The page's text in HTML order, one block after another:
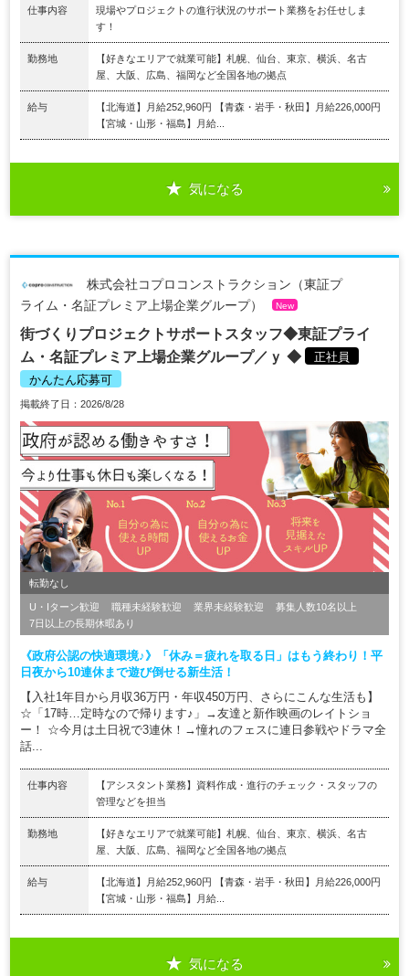
仕事内容
現場やプロジェクトの進行状況のサポート業務をお任せしま
す！
勤務地
【好きなエリアで就業可能】札幌、仙台、東京、横浜、名古
屋、大阪、広島、福岡など全国各地の拠点
給与
【北海道】月給252,960円 【青森・岩手・秋田】月給226,000円
【宮城・山形・福島】月給...
気になる
株式会社コプロコンストラクション（東証プ
ライム・名証プレミア上場企業グループ）
New
街づくりプロジェクトサポートスタッフ◆東証プライ
ム・名証プレミア上場企業グループ／ｙ ◆
正社員
かんたん応募可
掲載終了日：2026/8/28
転勤なし
U・Iターン歓迎 職種未経験歓迎 業界未経験歓迎
募集人数10名以上
7日以上の長期休暇あり
《政府公認の快適環境♪》「休み＝疲れを取る日」はもう終わり！平
日夜から10連休まで遊び倒せる新生活！
【入社1年目から月収36万円・年収450万円、さらにこんな生活も】
☆「17時…定時なので帰ります♪」→友達と新作映画のレイトショ
ー！ ☆今月は土日祝で3連休！→憧れのフェスに連日参戦やドラマ全
話...
仕事内容
【アシスタント業務】資料作成・進行のチェック・スタッフの
管理などを担当
勤務地
【好きなエリアで就業可能】札幌、仙台、東京、横浜、名古
屋、大阪、広島、福岡など全国各地の拠点
給与
【北海道】月給252,960円 【青森・岩手・秋田】月給226,000円
【宮城・山形・福島】月給...
気になる